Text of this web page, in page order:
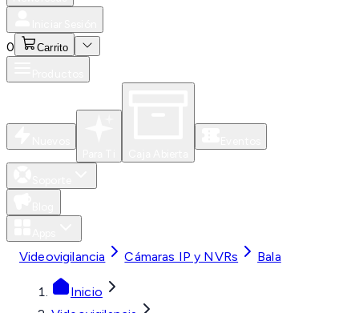
0 Carrito
Videovigilancia Cámaras IP y NVRs Bala
Inicio